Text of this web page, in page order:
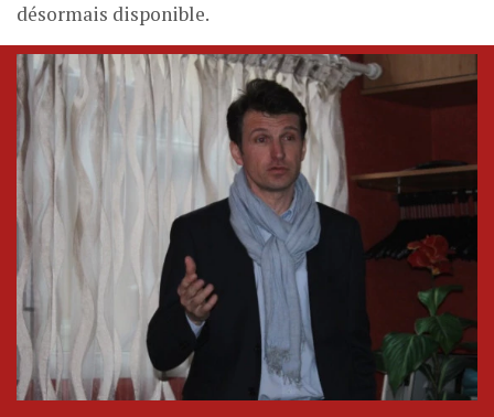
désormais disponible.